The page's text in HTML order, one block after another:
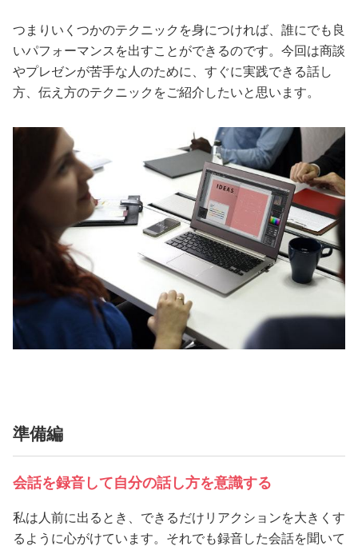
つまりいくつかのテクニックを身につければ、誰にでも良
いパフォーマンスを出すことができるのです。今回は商談
やプレゼンが苦手な人のために、すぐに実践できる話し
方、伝え方のテクニックをご紹介したいと思います。
準備編
会話を録音して自分の話し方を意識する
私は人前に出るとき、できるだけリアクションを大きくす
るように心がけています。それでも録音した会話を聞いて